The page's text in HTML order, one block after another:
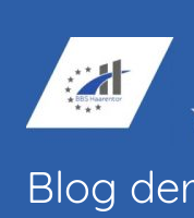
springen
Blog